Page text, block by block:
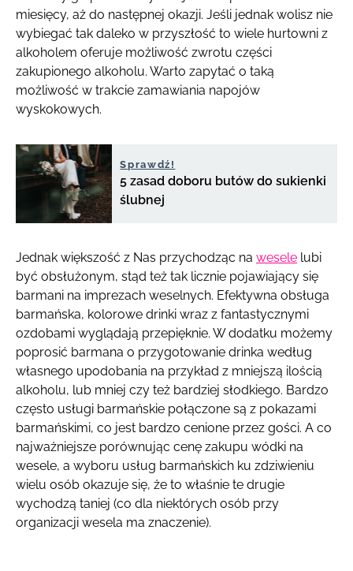
miesięcy, aż do następnej okazji. Jeśli jednak wolisz nie
wybiegać tak daleko w przyszłość to wiele hurtowni z
alkoholem oferuje możliwość zwrotu części
zakupionego alkoholu. Warto zapytać o taką
możliwość w trakcie zamawiania napojów
wyskokowych.
Sprawdź!
5 zasad doboru butów do sukienki
ślubnej
Jednak większość z Nas przychodząc na wesele lubi
być obsłużonym, stąd też tak licznie pojawiający się
barmani na imprezach weselnych. Efektywna obsługa
barmańska, kolorowe drinki wraz z fantastycznymi
ozdobami wyglądają przepięknie. W dodatku możemy
poprosić barmana o przygotowanie drinka według
własnego upodobania na przykład z mniejszą ilością
alkoholu, lub mniej czy też bardziej słodkiego. Bardzo
często usługi barmańskie połączone są z pokazami
barmańskimi, co jest bardzo cenione przez gości. A co
najważniejsze porównując cenę zakupu wódki na
wesele, a wyboru usług barmańskich ku zdziwieniu
wielu osób okazuje się, że to właśnie te drugie
wychodzą taniej (co dla niektórych osób przy
organizacji wesela ma znaczenie).